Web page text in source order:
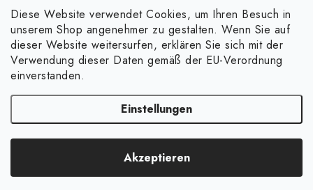
Diese Website verwendet Cookies, um Ihren Besuch in
unserem Shop angenehmer zu gestalten. Wenn Sie auf
dieser Website weitersurfen, erklären Sie sich mit der
Verwendung dieser Daten gemäß der EU-Verordnung
einverstanden.
Einstellungen
Akzeptieren
Zahlung per PayPal
Kostenlos
Nachnahme
€4,00
Copyright 2026GrünGarten.de. Alle Rechte vorbehalten.Cookie-
Einstellungen ändern